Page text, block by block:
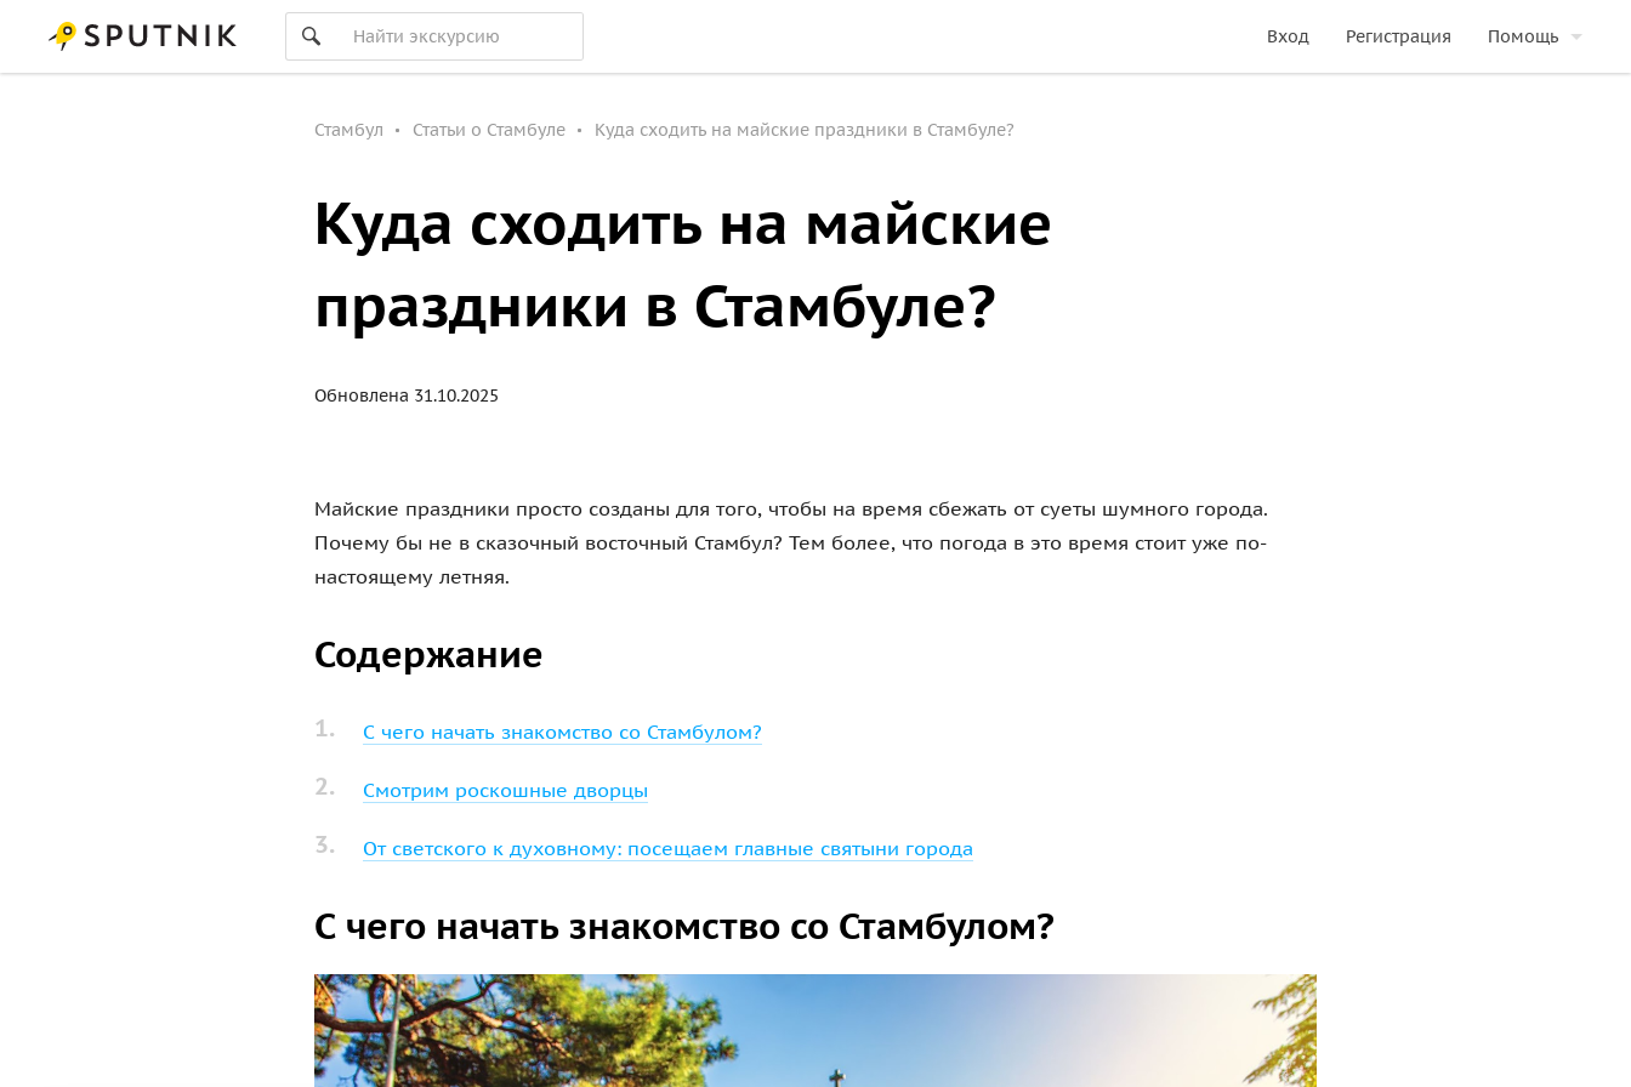
Вход Регистрация Помощь
Стамбул Статьи о Стамбуле Куда сходить на майские праздники в Стамбуле?
Куда сходить на майские
праздники в Стамбуле?
Обновлена 31.10.2025
Майские праздники просто созданы для того, чтобы на время сбежать от суеты шумного города.
Почему бы не в сказочный восточный Стамбул? Тем более, что погода в это время стоит уже по-
настоящему летняя.
Содержание
С чего начать знакомство со Стамбулом?
Смотрим роскошные дворцы
От светского к духовному: посещаем главные святыни города
С чего начать знакомство со Стамбулом?